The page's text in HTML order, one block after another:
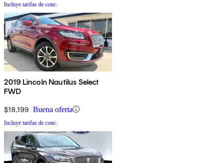
Incluye tarifas de conc.
2019 Lincoln Nautilus Select
FWD
$18,199 Buena oferta
Incluye tarifas de conc.